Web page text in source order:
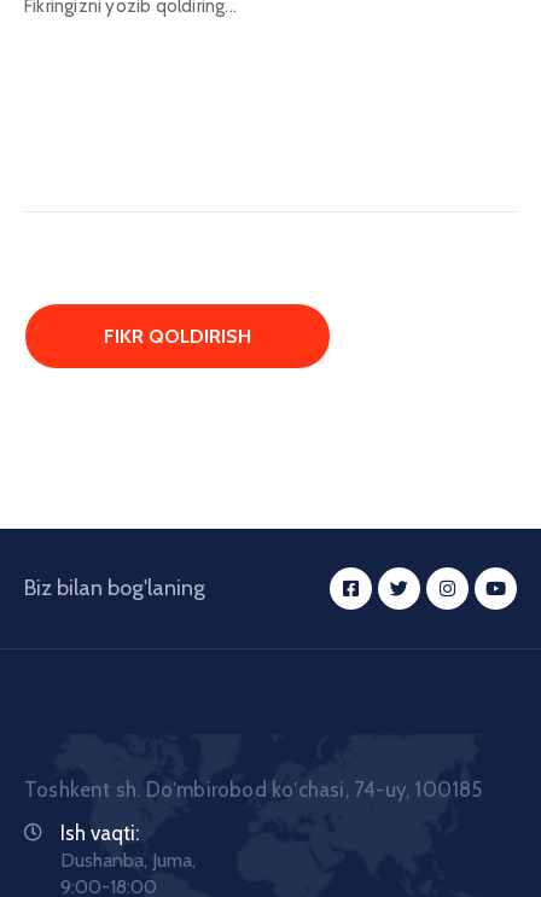
Biz bilan bog'laning
Toshkent sh. Doʼmbirobod koʼchasi, 74-uy, 100185
Ish vaqti:
Dushanba, Juma,
9:00-18:00